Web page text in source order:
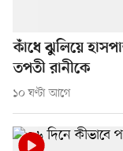
কাঁধে ঝুলিয়ে
তপতী রানীকে
১০ ঘণ্টা আগে